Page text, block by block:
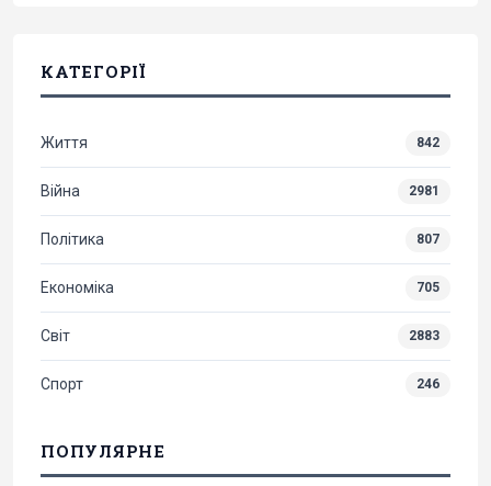
КАТЕГОРІЇ
Життя 842
Війна 2981
Політика 807
Економіка 705
Світ 2883
Спорт 246
ПОПУЛЯРНЕ